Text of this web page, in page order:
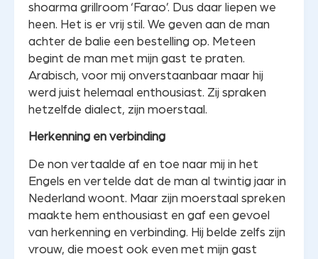
shoarma grillroom ‘Farao’. Dus daar liepen we
heen. Het is er vrij stil. We geven aan de man
achter de balie een bestelling op. Meteen
begint de man met mijn gast te praten.
Arabisch, voor mij onverstaanbaar maar hij
werd juist helemaal enthousiast. Zij spraken
hetzelfde dialect, zijn moerstaal.
Herkenning en verbinding
De non vertaalde af en toe naar mij in het
Engels en vertelde dat de man al twintig jaar in
Nederland woont. Maar zijn moerstaal spreken
maakte hem enthousiast en gaf een gevoel
van herkenning en verbinding. Hij belde zelfs zijn
vrouw, die moest ook even met mijn gast